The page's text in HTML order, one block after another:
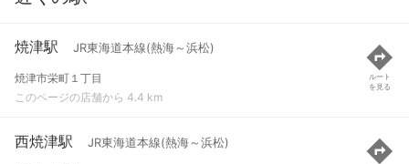
焼津駅 JR東海道本線(熱海～浜松)
焼津市栄町１丁目
このページの店舗から 4.4 km
ルート
を見る
西焼津駅 JR東海道本線(熱海～浜松)